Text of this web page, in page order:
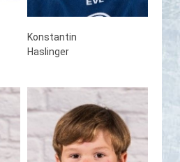
Konstantin
Haslinger